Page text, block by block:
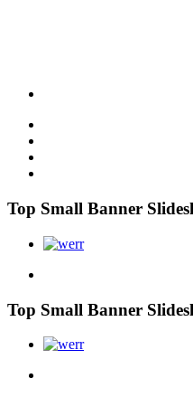
Top Small Banner
Top Small Banner